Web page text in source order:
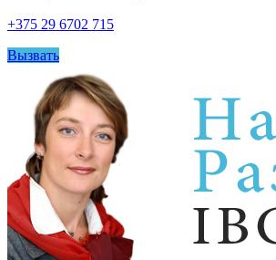
+375 29 6702 715
Вызвать